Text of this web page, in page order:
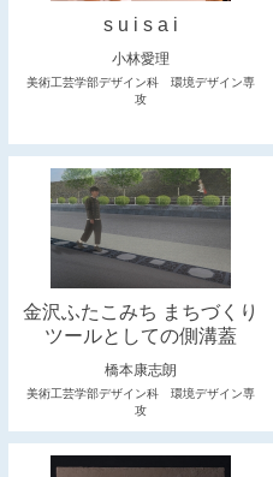
s u i s a i
小林愛理
美術工芸学部デザイン科 環境デザイン専
攻
金沢ふたこみち まちづくり
ツールとしての側溝蓋
橋本康志朗
美術工芸学部デザイン科 環境デザイン専
攻